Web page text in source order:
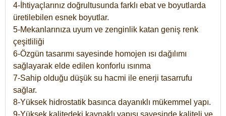
4-İhtiyaçlarınız doğrultusunda farklı ebat ve boyutlarda
üretilebilen esnek boyutlar.
5-Mekanlarınıza uyum ve zenginlik katan geniş renk
çeşitliliği
6-Özgün tasarımı sayesinde homojen ısı dağılımı
sağlayarak elde edilen konforlu ısınma
7-Sahip olduğu düşük su hacmi ile enerji tasarrufu
sağlar.
8-Yüksek hidrostatik basınca dayanıklı mükemmel yapı.
9-Yüksek kalitedeki kaynaklı yapısı sayesinde kaliteli ve